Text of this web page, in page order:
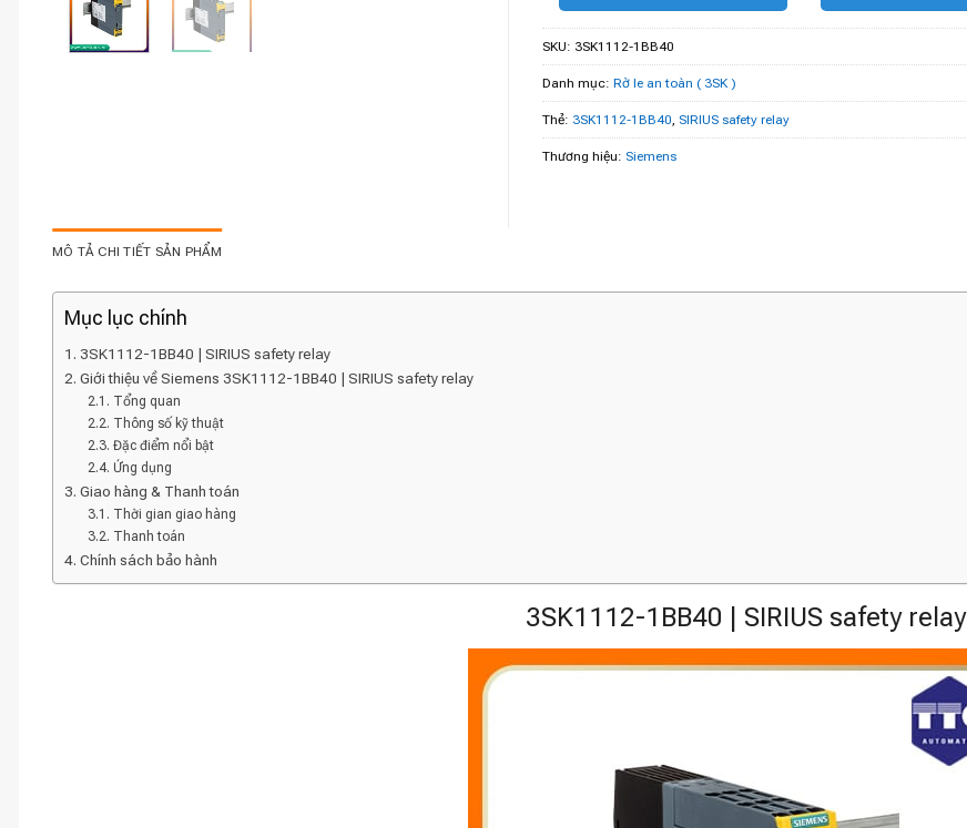
SKU: 3SK1112-1BB40
Danh mục: Rờ le an toàn ( 3SK )
Thẻ: 3SK1112-1BB40 SIRIUS safety relay
Thương hiệu: Siemens
MÔ TẢ CHI TIẾT SẢN PHẨM
Mục lục chính
3SK1112-1BB40 | SIRIUS safety relay
Giới thiệu về Siemens 3SK1112-1BB40 | SIRIUS safety relay
Tổng quan
Thông số kỹ thuật
Đặc điểm nổi bật
Ứng dụng
Giao hàng & Thanh toán
Thời gian giao hàng
Thanh toán
Chính sách bảo hành
3SK1112-1BB40 | SIRIUS safety relay